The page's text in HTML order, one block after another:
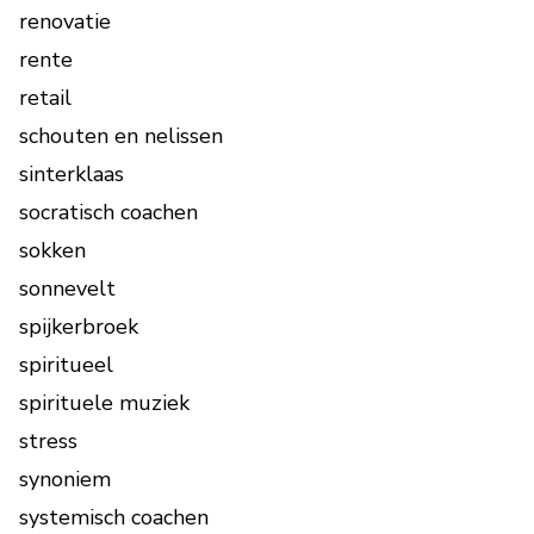
renovatie
rente
retail
schouten en nelissen
sinterklaas
socratisch coachen
sokken
sonnevelt
spijkerbroek
spiritueel
spirituele muziek
stress
synoniem
systemisch coachen